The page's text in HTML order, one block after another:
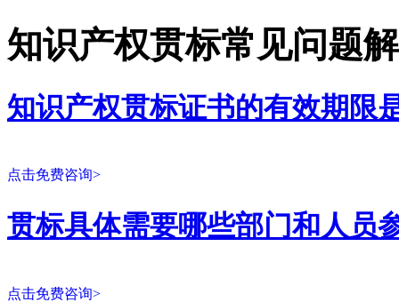
知识产权贯标常见问题
知识产权贯标证书的有效期限
点击免费咨询>
贯标具体需要哪些部门和人员
点击免费咨询>